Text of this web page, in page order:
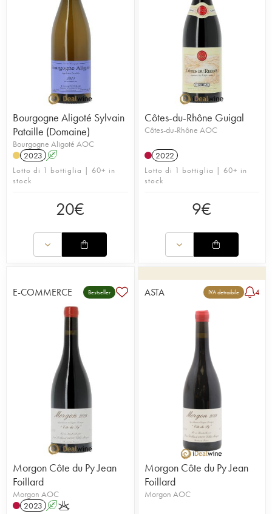
bottiglie da 75 cl. La bottiglia in vetro, così come la
conosciamo oggi, fu inventata nel 1632 dall’inglese Sir
Kenelm Digby; resistente ed economica, si diffuse
rapidamente, assumendo forme diverse a seconda delle
regioni: tra le più celebri la bordolese, la borgognona e la
flûte alsaziana. Il formato da 75 cl è perfetto per una
degustazione, una cena a due o un pranzo con pochi
intimi: permette di assaporare il vino nelle giuste quantità.
Bourgogne Aligoté Sylvain
Pataille (Domaine)
Bourgogne Aligoté AOC
2023 A
Lotto di 1 bottiglia | 60+ in
stock
20€
Côtes-du-Rhône Guigal
Côtes-du-Rhône AOC
2022
Lotto di 1 bottiglia | 60+ in
stock
9€
E-COMMERCE Bestseller
Morgon Côte du Py Jean
Foillard
Morgon AOC
2023 AK
ASTA IVA detraibile 4
Morgon Côte du Py Jean
Foillard
Morgon AOC